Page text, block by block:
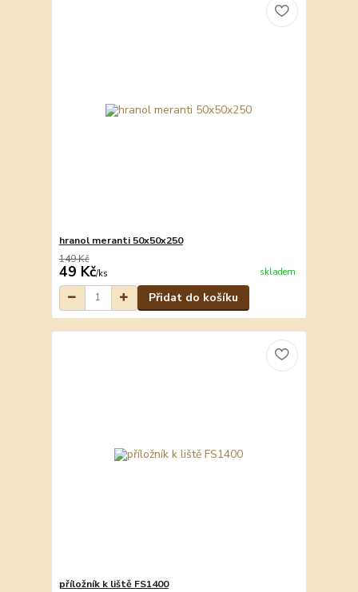
hranol meranti 50x50x250
149 Kč
49 Kč/ks skladem
Přidat do košíku
příložník k liště FS1400